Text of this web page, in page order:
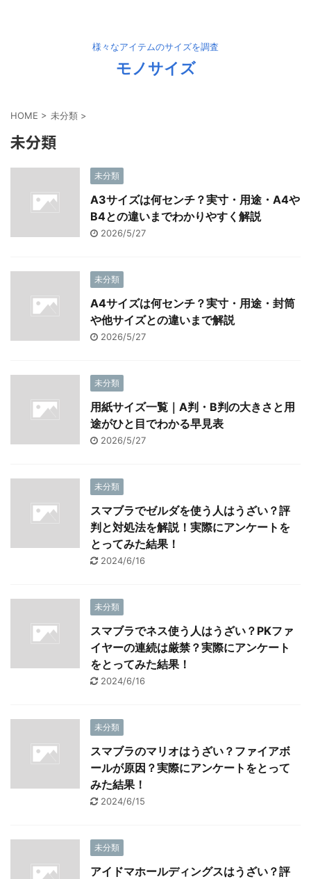
様々なアイテムのサイズを調査
モノサイズ
HOME > 未分類 >
未分類
未分類
A3サイズは何センチ？実寸・用途・A4や
B4との違いまでわかりやすく解説
2026/5/27
未分類
A4サイズは何センチ？実寸・用途・封筒
や他サイズとの違いまで解説
2026/5/27
未分類
用紙サイズ一覧｜A判・B判の大きさと用
途がひと目でわかる早見表
2026/5/27
未分類
スマブラでゼルダを使う人はうざい？評
判と対処法を解説！実際にアンケートを
とってみた結果！
2024/6/16
未分類
スマブラでネス使う人はうざい？PKファ
イヤーの連続は厳禁？実際にアンケート
をとってみた結果！
2024/6/16
未分類
スマブラのマリオはうざい？ファイアボ
ールが原因？実際にアンケートをとって
みた結果！
2024/6/15
未分類
アイドマホールディングスはうざい？評